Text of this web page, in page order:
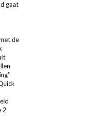
gaat
de
2